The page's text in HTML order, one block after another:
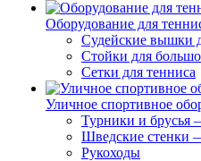
Оборудование для
Судейские вышки
Стойки для
Сетки для тенниса
Уличное спортивное
Турники и брусья
Шведские стенки
Рукоходы